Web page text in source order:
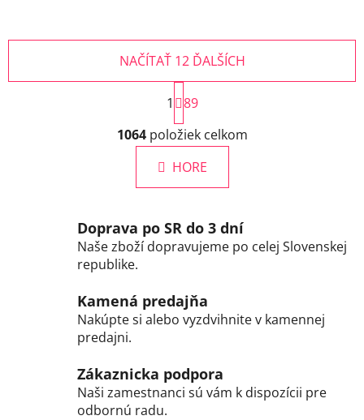
O
v
l
á
d
c
i
r
v
v
ý
NAČÍTAŤ 12 ĎALŠÍCH
S
t
r
á
n
k
n
i
e
1
89
1064položiek celkom
HORE
Doprava po SR do 3 dní
Naše zboží dopravujeme po celej Slovenskej
republike.
Kamená predajňa
Nakúpte si alebo vyzdvihnite v kamennej
predajni.
Zákaznicka podpora
Naši zamestnanci sú vám k dispozícii pre
odbornú radu.